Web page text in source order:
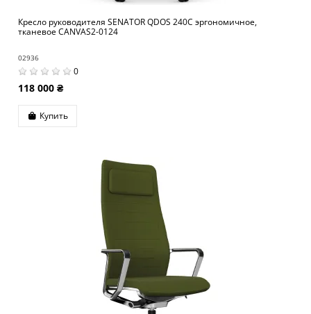
Кресло руководителя SENATOR QDOS 240C эргономичное,
тканевое CANVAS2-0124
02936
0
118 000 ₴
Купить